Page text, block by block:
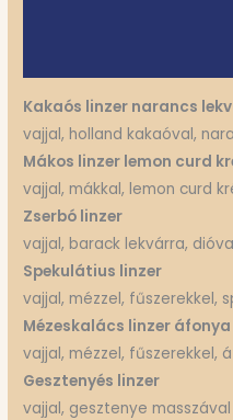
Kakaós linzer narancs
vajjal, holland kakaóval,
Mákos linzer lemon curd
vajjal, mákkal, lemon curd
Zserbó linzer
vajjal, barack lekvárra,
Spekulátius linzer
vajjal, mézzel, fűszerekkel,
Mézeskalács linzer
vajjal, mézzel, fűszerekkel,
Gesztenyés linzer
vajjal, gesztenye